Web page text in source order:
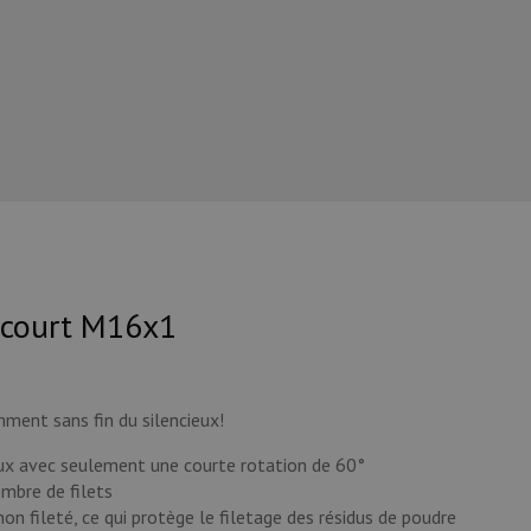
M16x1
sans fin du silencieux!
avec seulement une courte rotation de 60°
de filets
fileté, ce qui protège le filetage des résidus de poudre